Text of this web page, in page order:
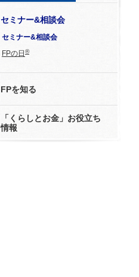
セミナー&相談会
セミナー&相談会
FPの日 ®
FPを知る
「くらしとお金」お役立ち
情報